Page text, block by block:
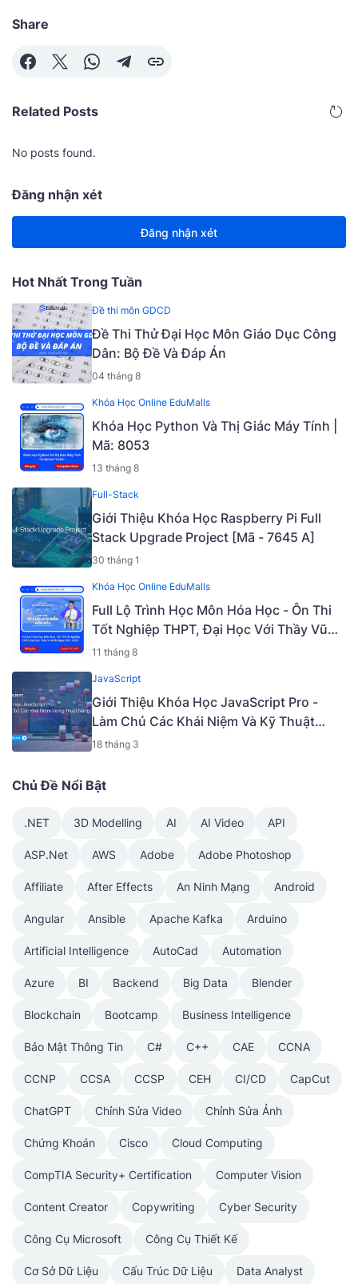
Share
Related Posts
No posts found.
Đăng nhận xét
Đăng nhận xét
Hot Nhất Trong Tuần
Đề thi môn GDCD
Đề Thi Thử Đại Học Môn Giáo Dục Công
Dân: Bộ Đề Và Đáp Án
04 tháng 8
Khóa Học Online EduMalls
Khóa Học Python Và Thị Giác Máy Tính |
Mã: 8053
13 tháng 8
Full-Stack
Giới Thiệu Khóa Học Raspberry Pi Full
Stack Upgrade Project [Mã - 7645 A]
30 tháng 1
Khóa Học Online EduMalls
Full Lộ Trình Học Môn Hóa Học - Ôn Thi
Tốt Nghiệp THPT, Đại Học Với Thầy Vũ
Khắc Ngọc 2K5 - 2023 | Mã: 9009
11 tháng 8
JavaScript
Giới Thiệu Khóa Học JavaScript Pro -
Làm Chủ Các Khái Niệm Và Kỹ Thuật
Nâng Cao [Mã - 6919 A]
18 tháng 3
Chủ Đề Nổi Bật
.NET 3D Modelling AI AI Video API
ASP.Net AWS Adobe Adobe Photoshop
Affiliate After Effects An Ninh Mạng Android
Angular Ansible Apache Kafka Arduino
Artificial Intelligence AutoCad Automation
Azure BI Backend Big Data Blender
Blockchain Bootcamp Business Intelligence
Bảo Mật Thông Tin C# C++ CAE CCNA
CCNP CCSA CCSP CEH CI/CD CapCut
ChatGPT Chỉnh Sửa Video Chỉnh Sửa Ảnh
Chứng Khoán Cisco Cloud Computing
CompTIA Security+ Certification Computer Vision
Content Creator Copywriting Cyber Security
Công Cụ Microsoft Công Cụ Thiết Kế
Cơ Sở Dữ Liệu Cấu Trúc Dữ Liệu Data Analyst